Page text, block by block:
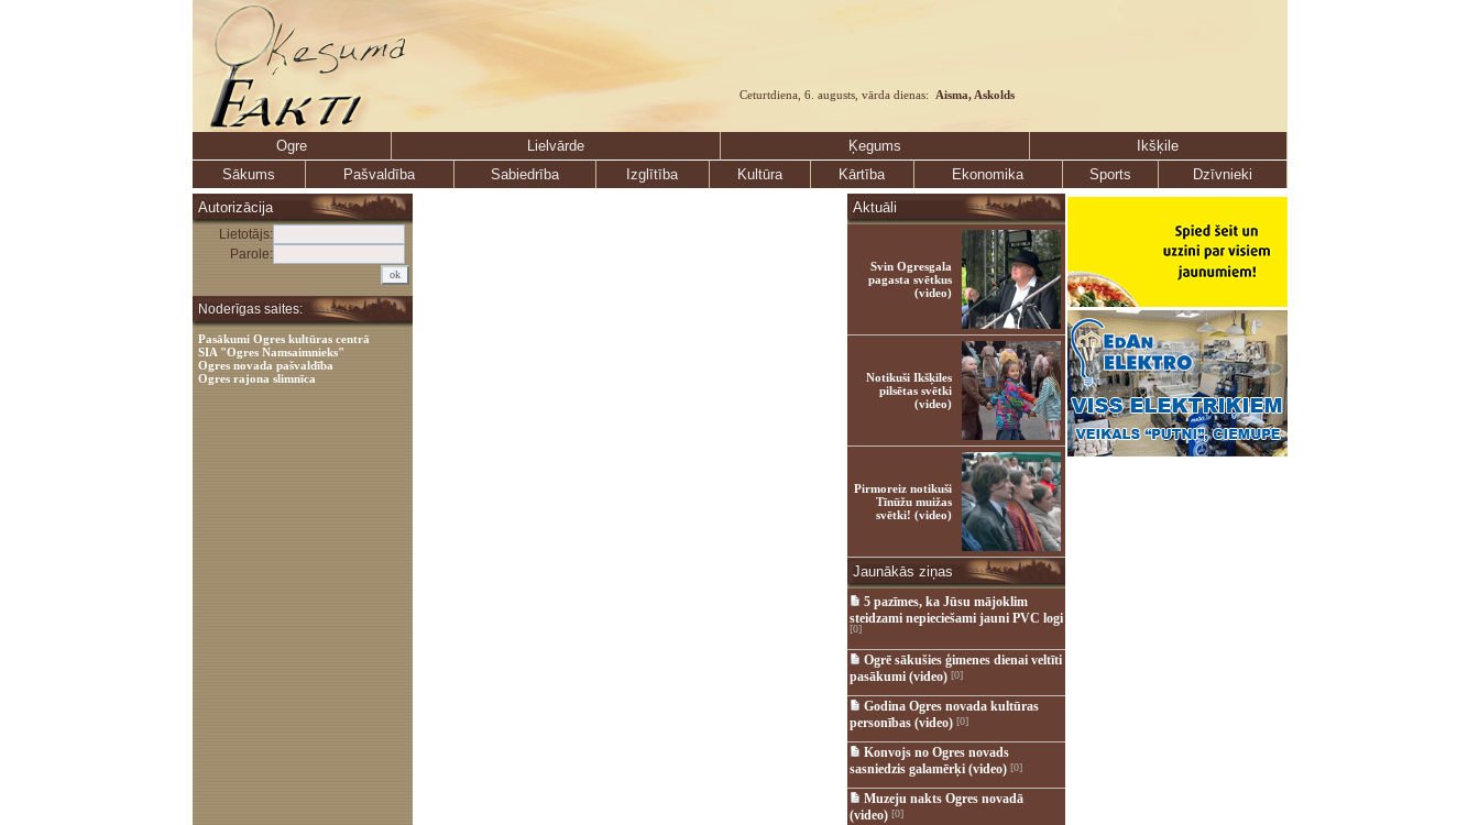
Ceturtdiena, 6. augusts, vārda dienas: Aisma, Askolds
Ogre Lielvārde Ķegums
Ikšķile
Sākums
Pašvaldība Sabiedrība Izglītība Kultūra Kārtība Ekonomika Sports
Dzīvnieki
Autorizācija
Lietotājs:
Parole:
Noderīgas saites:
Pasākumi Ogres kultūras centrā
SIA "Ogres Namsaimnieks"
Ogres novada pašvaldība
Ogres rajona slimnīca
Aktuāli
Svin Ogresgala
pagasta svētkus
(video)
Notikuši Ikšķiles
pilsētas svētki
(video)
Pirmoreiz notikuši
Tīnūžu muižas
svētki! (video)
Jaunākās ziņas
5 pazīmes, ka Jūsu mājoklim
steidzami nepieciešami jauni PVC logi
[0]
Ogrē sākušies ģimenes dienai veltīti
pasākumi (video)[0]
Godina Ogres novada kultūras
personības (video)[0]
Konvojs no Ogres novads
sasniedzis galamērķi (video)[0]
Muzeju nakts Ogres novadā
(video)[0]